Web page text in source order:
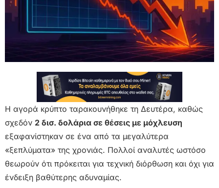
Η αγορά κρύπτο ταρακουνήθηκε τη Δευτέρα, καθώς
σχεδόν 2 δισ. δολάρια σε θέσεις με μόχλευση
εξαφανίστηκαν σε ένα από τα μεγαλύτερα
«ξεπλύματα» της χρονιάς. Πολλοί αναλυτές ωστόσο
θεωρούν ότι πρόκειται για τεχνική διόρθωση και όχι για
ένδειξη βαθύτερης αδυναμίας.